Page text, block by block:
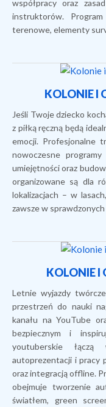
współpracy oraz
instruktorów.
terenowe, elementy
KOLONIE I
Jeśli Twoje dziecko
z piłką ręczną będą
emocji. Profesjonalne
nowoczesne
umiejętności oraz
organizowane są dla
lokalizacjach – w
zawsze w
KOLONIE I
Letnie wyjazdy
przestrzeń do nauki
kanału na YouTube
bezpiecznym i
youtuberskie łączą
autoprezentacji i pracy
oraz integracją offline.
obejmuje tworzenie
światłem, green